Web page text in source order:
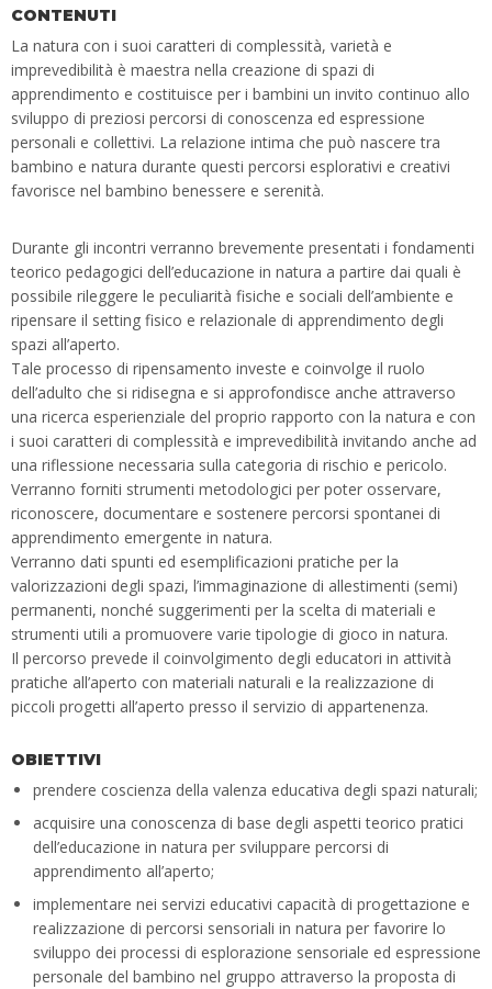
CONTENUTI
La natura con i suoi caratteri di complessità, varietà e
imprevedibilità è maestra nella creazione di spazi di
apprendimento e costituisce per i bambini un invito continuo allo
sviluppo di preziosi percorsi di conoscenza ed espressione
personali e collettivi. La relazione intima che può nascere tra
bambino e natura durante questi percorsi esplorativi e creativi
favorisce nel bambino benessere e serenità.
Durante gli incontri verranno brevemente presentati i fondamenti
teorico pedagogici dell’educazione in natura a partire dai quali è
possibile rileggere le peculiarità fisiche e sociali dell’ambiente e
ripensare il setting fisico e relazionale di apprendimento degli
spazi all’aperto.
Tale processo di ripensamento investe e coinvolge il ruolo
dell’adulto che si ridisegna e si approfondisce anche attraverso
una ricerca esperienziale del proprio rapporto con la natura e con
i suoi caratteri di complessità e imprevedibilità invitando anche ad
una riflessione necessaria sulla categoria di rischio e pericolo.
Verranno forniti strumenti metodologici per poter osservare,
riconoscere, documentare e sostenere percorsi spontanei di
apprendimento emergente in natura.
Verranno dati spunti ed esemplificazioni pratiche per la
valorizzazioni degli spazi, l’immaginazione di allestimenti (semi)
permanenti, nonché suggerimenti per la scelta di materiali e
strumenti utili a promuovere varie tipologie di gioco in natura.
Il percorso prevede il coinvolgimento degli educatori in attività
pratiche all’aperto con materiali naturali e la realizzazione di
piccoli progetti all’aperto presso il servizio di appartenenza.
OBIETTIVI
prendere coscienza della valenza educativa degli spazi naturali;
acquisire una conoscenza di base degli aspetti teorico pratici
dell’educazione in natura per sviluppare percorsi di
apprendimento all’aperto;
implementare nei servizi educativi capacità di progettazione e
realizzazione di percorsi sensoriali in natura per favorire lo
sviluppo dei processi di esplorazione sensoriale ed espressione
personale del bambino nel gruppo attraverso la proposta di